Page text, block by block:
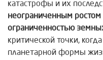
катастрофы и их
неограниченным
ограниченностью
критической точки,
планетарной формы